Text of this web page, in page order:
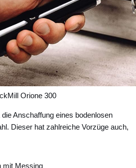
Orione 300
Anschaffung eines bodenlosen
Dieser hat zahlreiche Vorzüge auch,
mit Messing